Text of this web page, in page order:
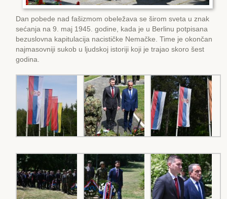
Dan pobede nad fašizmom obeležava se širom sveta u znak
sećanja na 9. maj 1945. godine, kada je u Berlinu potpisana
bezuslovna kapitulacija nacističke Nemačke. Time je okončan
najmasovniji sukob u ljudskoj istoriji koji je trajao skoro šest
godina.